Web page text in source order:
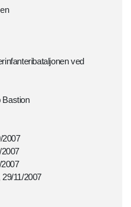
ved
Bastion
2007
11/2007